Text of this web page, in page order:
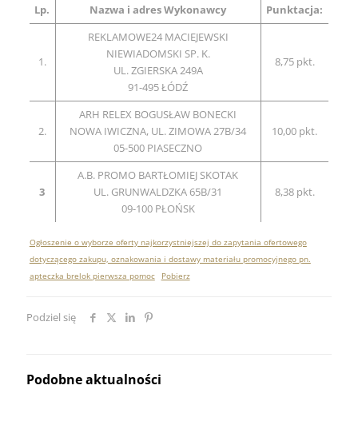
Lp. Nazwa i adres Wykonawcy Punktacja:
1.
REKLAMOWE24 MACIEJEWSKI
NIEWIADOMSKI SP. K.
UL. ZGIERSKA 249A
91-495 ŁÓDŹ
8,75 pkt.
2.
ARH RELEX BOGUSŁAW BONECKI
NOWA IWICZNA, UL. ZIMOWA 27B/34
05-500 PIASECZNO
10,00 pkt.
3
A.B. PROMO BARTŁOMIEJ SKOTAK
UL. GRUNWALDZKA 65B/31
09-100 PŁOŃSK
8,38 pkt.
Ogłoszenie o wyborze oferty najkorzystniejszej do zapytania ofertowego
dotyczącego zakupu, oznakowania i dostawy materiału promocyjnego pn.
apteczka brelok pierwsza pomoc
Pobierz
Podziel się
Podobne aktualności